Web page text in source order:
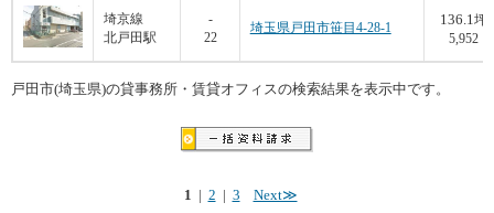
埼京線
北戸田駅
-
22
埼玉県戸田市笹目4-28-1
136.1坪
5,952
戸田市(埼玉県)の貸事務所・賃貸オフィスの検索結果を表示中です。
1 2 3
Next≫